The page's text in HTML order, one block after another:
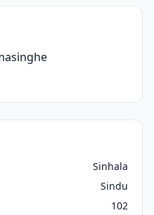
Sinhala
Sindu
102